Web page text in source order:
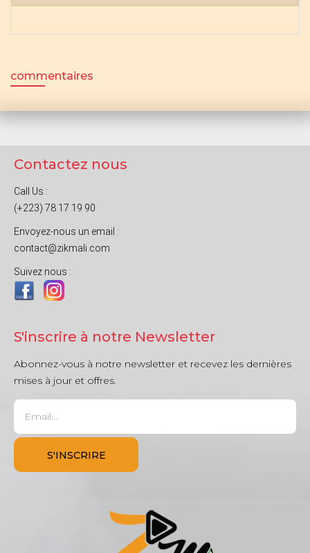
commentaires
Contactez nous
Call Us :
(+223) 78 17 19 90
Envoyez-nous un email :
contact@zikmali.com
Suivez nous :
S'inscrire à notre Newsletter
Abonnez-vous à notre newsletter et recevez les dernières
mises à jour et offres.